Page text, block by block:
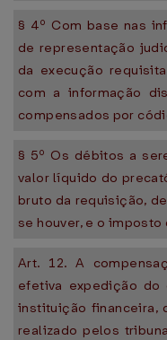
§ 4º Com base nas
de representação
da execução
com a informação
compensados por
§ 5º Os débitos a
valor líquido do
bruto da requisição,
se houver, e o
Art. 12. A
efetiva expedição do
instituição financeira,
realizado pelos